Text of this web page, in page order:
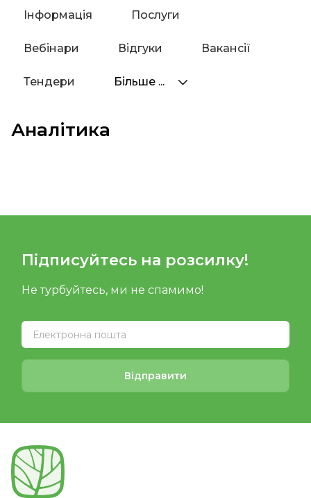
Інформація Послуги
Вебінари Відгуки Вакансії
Тендери Більше ...
Аналітика
Підписуйтесь на розсилку!
Не турбуйтесь, ми не спамимо!
Відправити